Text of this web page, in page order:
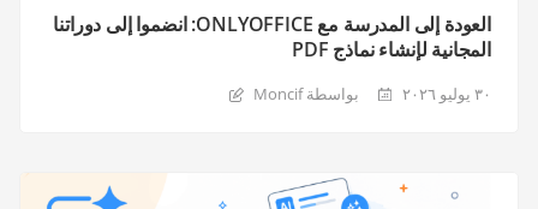
العودة إلى المدرسة مع ONLYOFFICE: انضموا إلى دوراتنا
المجانية لإنشاء نماذج PDF
٣٠ يوليو ٢٠٢٦ بواسطة Moncif